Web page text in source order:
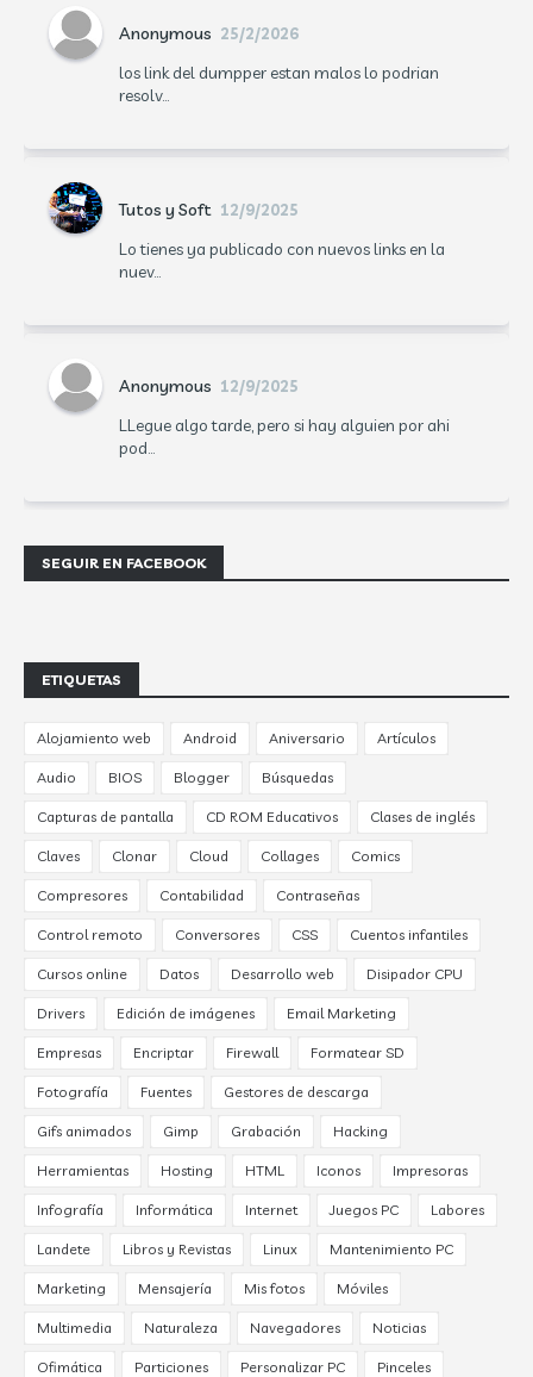
Anonymous 25/2/2026
los link del dumpper estan malos lo podrian
resolv...
Tutos y Soft 12/9/2025
Lo tienes ya publicado con nuevos links en la
nuev...
Anonymous 12/9/2025
LLegue algo tarde, pero si hay alguien por ahi
pod...
SEGUIR EN FACEBOOK
ETIQUETAS
Alojamiento web Android Aniversario Artículos
Audio BIOS Blogger Búsquedas
Capturas de pantalla CD ROM Educativos Clases de inglés
Claves Clonar Cloud Collages Comics
Compresores Contabilidad Contraseñas
Control remoto Conversores CSS Cuentos infantiles
Cursos online Datos Desarrollo web Disipador CPU
Drivers Edición de imágenes Email Marketing
Empresas Encriptar Firewall Formatear SD
Fotografía Fuentes Gestores de descarga
Gifs animados Gimp Grabación Hacking
Herramientas Hosting HTML Iconos Impresoras
Infografía Informática Internet Juegos PC Labores
Landete Libros y Revistas Linux Mantenimiento PC
Marketing Mensajería Mis fotos Móviles
Multimedia Naturaleza Navegadores Noticias
Ofimática Particiones Personalizar PC Pinceles